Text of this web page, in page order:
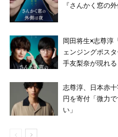
『さんかく窓の
岡田将生×志尊淳
ェンジングポス
手友梨奈が現れる
志尊淳、日本赤
円を寄付「微力
い」